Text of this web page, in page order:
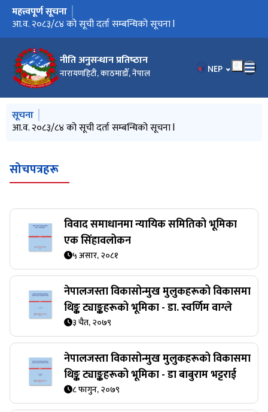
नीति अनुसन्धान प्रतिष्‍ठान
नारायणहिटी, काठमाडौँ, नेपाल भाषा चयन गर्नुहोस्
NEP
मुख्य नेभिगेसनमा जानुहोस्
महत्त्वपूर्ण सूचना
आ.व. २०८३/८४ को सूची दर्ता सम्बन्धिको सूचना l
मुख्य नेभिगेसनमा जानुहोस्
सूचना
आ.व. २०८३/८४ को सूची दर्ता सम्बन्धिको सूचना l
सोचपत्रहरू
विवाद समाधानमा न्यायिक समितिको भूमिका
एक सिंहावलोकन
५ असार, २०८१
नेपालजस्ता विकासोन्मुख मुलुकहरूको विकासमा
थिङ्क ट्याङ्कहरूको भूमिका - डा. स्वर्णिम वाग्ले
३ चैत, २०७९
नेपालजस्ता विकासोन्मुख मुलुकहरूको विकासमा
थिङ्क ट्याङ्कहरूको भूमिका - डा बाबुराम भट्टराई
८ फागुन, २०७९